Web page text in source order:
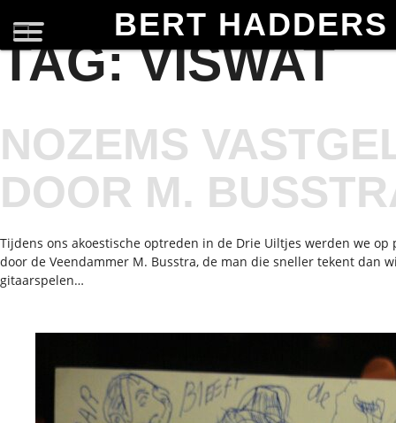
BERT HADDERS
TAG:VISWAT
NOZEMS
DOOR M.
Tijdens ons akoestische optreden in de Drie Uiltjes werden we op
door de Veendammer M. Busstra, de man die sneller tekent dan
gitaarspelen…